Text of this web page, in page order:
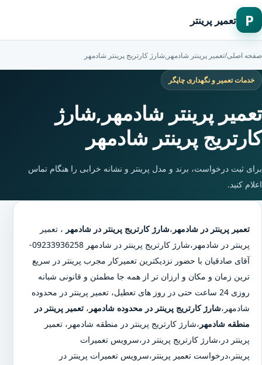
P تعمیر پرینتر
صفحه اصلی/تعمیر پرینتر شادمهر,شارژ کارتریج پرینتر شادمهر
خدمات تعمیر و نگهداری چاپگر
تعمیر پرینتر شادمهر,شارژ
کارتریج پرینتر شادمهر
برای ثبت درخواست، برند و مدل پرینتر و نشانه خرابی را هنگام تماس
اعلام کنید.
تعمیر پرینتر در شادمهر ،شارژ کارتریج پرینتر در شادمهر ، تعمیر
پرینتر در شادمهر ،شارژ کارتریج پرینتر در شادمهر
09233936258-
آقای صادقیان با حضور نزدیکترین تعمیرکار مجرب پرینتر در سریع
ترین زمان و مکان و ارزان تر از همه جا مطمئن و قانونی شبانه
روزی 24 ساعت حتی در روز های تعطیل، تعمیر پرینتر در محدوده
شادمهر،شارژ کارتریج پرینتر در محدوده شادمهر ، تعمیر پرینتر در
منطقه شادمهر ،شارژ کارتریج پرینتر در منطقه شادمهر، تعمیر
پرینتر در،شارژ کارتریج پرینتر در،سرویس تعمیرات
پرینتر،درخواست تعمیر پرینتر،سرویس تعمیرات پرینتر در